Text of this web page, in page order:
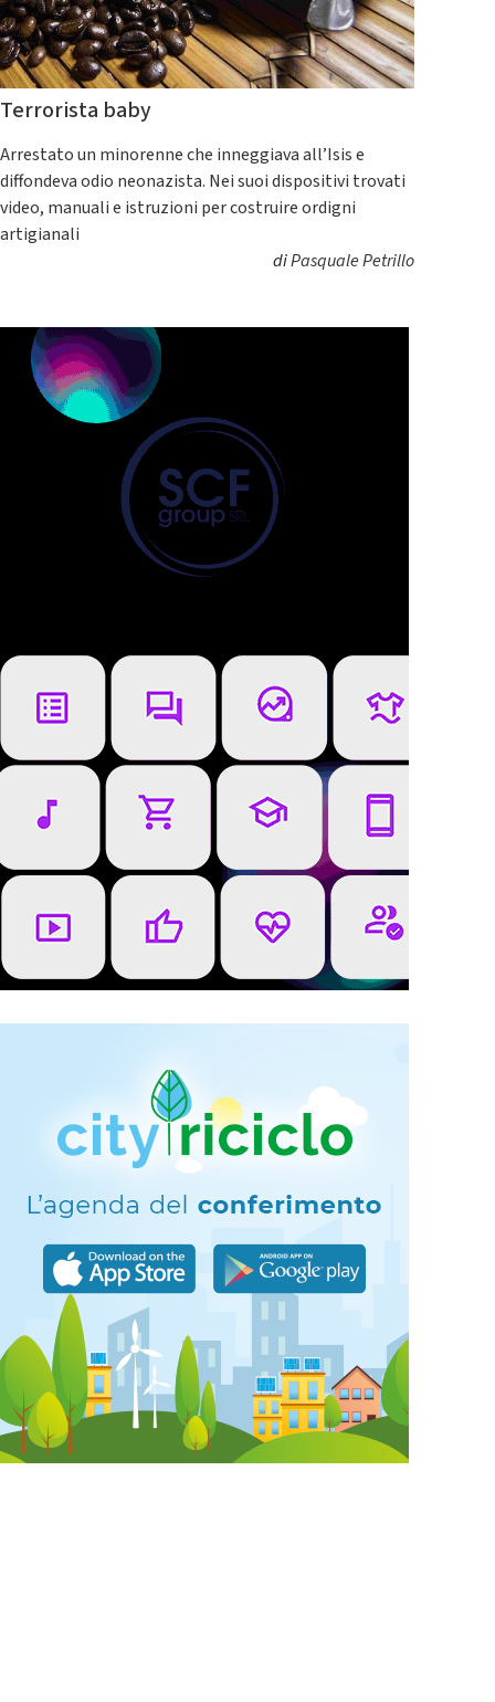
Terrorista baby
Arrestato un minorenne che inneggiava all’Isis e
diffondeva odio neonazista. Nei suoi dispositivi trovati
video, manuali e istruzioni per costruire ordigni
artigianali
diPasquale Petrillo